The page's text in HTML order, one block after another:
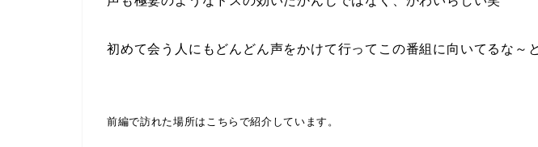
初めて会う人にもどんどん声をかけて行ってこの番組に向いてるな～
前編で訪れた場所はこちらで紹介しています。